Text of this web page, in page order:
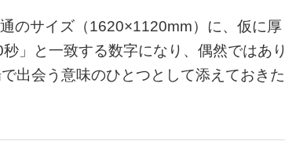
のサイズ（1620×1120mm）に、仮に厚
」と一致する数字になり、偶然ではあり
出会う意味のひとつとして添えておきた